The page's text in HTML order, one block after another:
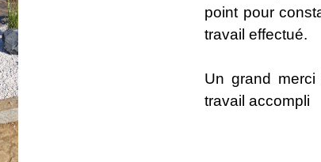
point pour
travail effectué.
Un grand
travail accompli